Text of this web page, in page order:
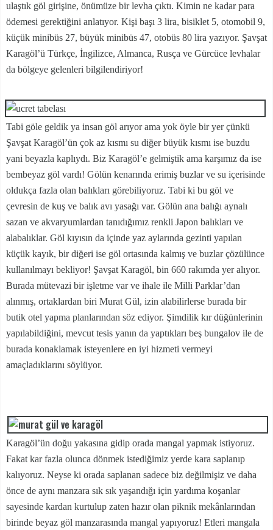
ulaştık göl girişine, önümüze bir levha çıktı. Kimin ne kadar para
ödemesi gerektiğini anlatıyor. Kişi başı 3 lira, bisiklet 5, otomobil 9,
küçük minibüs 27, büyük minibüs 47, otobüs 80 lira yazıyor. Şavşat
Karagöl’ü Türkçe, İngilizce, Almanca, Rusça ve Gürcüce levhalar
da bölgeye gelenleri bilgilendiriyor!
Tabi göle geldik ya insan göl arıyor ama yok öyle bir yer çünkü
Şavşat Karagöl’ün çok az kısmı su diğer büyük kısmı ise buzdu
yani beyazla kaplıydı. Biz Karagöl’e gelmiştik ama karşımız da ise
bembeyaz göl vardı! Gölün kenarında erimiş buzlar ve su içerisinde
oldukça fazla olan balıkları görebiliyoruz. Tabi ki bu göl ve
çevresin de kuş ve balık avı yasağı var. Gölün ana balığı aynalı
sazan ve akvaryumlardan tanıdığımız renkli Japon balıkları ve
alabalıklar. Göl kıyısın da içinde yaz aylarında gezinti yapılan
küçük kayık, bir diğeri ise göl ortasında kalmış ve buzlar çözülünce
kullanılmayı bekliyor! Şavşat Karagöl, bin 660 rakımda yer alıyor.
Burada mütevazi bir işletme var ve ihale ile Milli Parklar’dan
alınmış, ortaklardan biri Murat Gül, izin alabilirlerse burada bir
butik otel yapma planlarından söz ediyor. Şimdilik kır düğünlerinin
yapılabildiğini, mevcut tesis yanın da yaptıkları beş bungalov ile de
burada konaklamak isteyenlere en iyi hizmeti vermeyi
amaçladıklarını söylüyor.
Karagöl’ün doğu yakasına gidip orada mangal yapmak istiyoruz.
Fakat kar fazla olunca dönmek istediğimiz yerde kara saplanıp
kalıyoruz. Neyse ki orada saplanan sadece biz değilmişiz ve daha
önce de aynı manzara sık sık yaşandığı için yardıma koşanlar
sayesinde kardan kurtulup zaten hazır olan piknik mekânlarından
birinde beyaz göl manzarasında mangal yapıyoruz! Etleri mangala